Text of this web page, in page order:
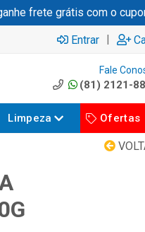
frete grátis com o cupom
Entrar |
Fale
(81) 2121-
Limpeza Ofertas